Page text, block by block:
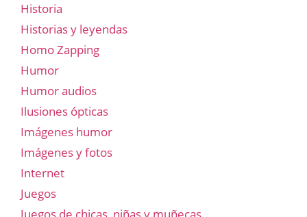
Historia
Historias y leyendas
Homo Zapping
Humor
Humor audios
Ilusiones ópticas
Imágenes humor
Imágenes y fotos
Internet
Juegos